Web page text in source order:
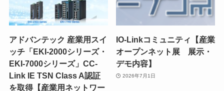
アドバンテック 産業用スイ
ッチ「EKI-2000シリーズ・
EKI-7000シリーズ」CC-
Link IE TSN Class A認証
を取得【産業用ネットワー
IO-Linkコミュニティ【産業
オープンネット展 展示・
デモ内容】
2026年7月1日